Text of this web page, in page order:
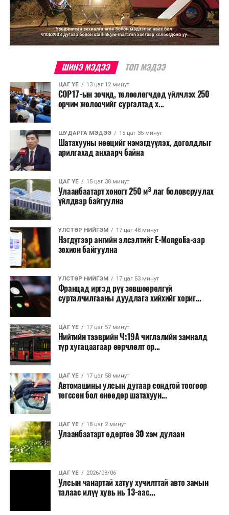
ШИНЭ МЭДЭЭ ТОП МЭДЭЭ
ЦАГ ҮЕ 13 цаг 12 минут
COP17-ын зочид, төлөөлөгчдөд үйлчлэх 250
орчим жолоочийг сургалтад х...
ШУДАРГА МЭДЭЭ 15 цаг 35 минут
Шатахууны нөөцийг нэмэгдүүлэх, доголдлыг
арилгахад анхаарч байна
ЦАГ ҮЕ 15 цаг 38 минут
Улаанбаатарт хоногт 250 м³ лаг боловсруулах
үйлдвэр байгуулна
УЛСТӨР НИЙГЭМ 17 цаг 48 минут
Нэгдүгээр ангийн элсэлтийг E-Mongolia-аар
зохион байгуулна
УЛСТӨР НИЙГЭМ 17 цаг 53 минут
Францад иргэд рүү зөвшөөрөлгүй
сурталчилгааны дуудлага хийхийг хориг...
ЦАГ ҮЕ 17 цаг 57 минут
Нийтийн тээврийн Ч:19А чиглэлийн замналд
түр хугацаагаар өөрчлөлт ор...
ЦАГ ҮЕ 17 цаг 58 минут
Автомашины улсын дугаар сондгой тоогоор
төгссөн бол өнөөдөр шатахуун...
ЦАГ ҮЕ 18 цаг 2 минут
Улаанбаатарт өдөртөө 30 хэм дулаан
ЦАГ ҮЕ 2026/08/06
Улсын чанартай хатуу хучилттай авто замын
талаас илүү хувь нь 13-аас...